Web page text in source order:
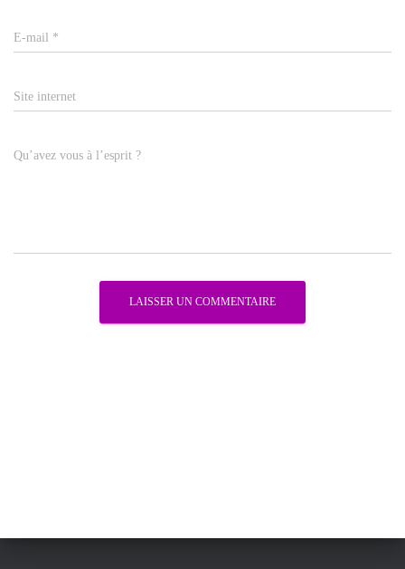
E-mail *
Site internet
Qu’avez vous à l’esprit ?